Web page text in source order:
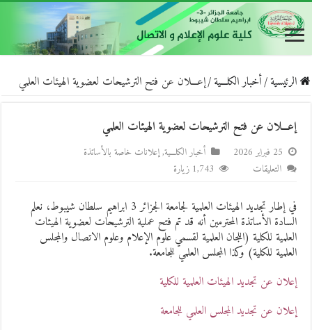
الرئيسية/أخبار الكلـــية/إعـــلان عن فتح الترشيحات لعضوية الهيئات العلمي
إعـــلان عن فتح الترشيحات لعضوية الهيئات العلمي
25 فبراير 2026 أخبار الكلـــية,إعلانات خاصة بالأساتذة
التعليقات
عن
فتح
الترشيحات
لعضوية
العلمي
1,743 زيارة
في إطار تجديد الهيئات العلمية لجامعة الجزائر 3 ابراهيم سلطان شيبوط، نعلم
السادة الأساتذة المحترمين أنه قد تم فتح عملية الترشيحات لعضوية الهيئات
العلمية للكلية (اللجان العلمية لقسمي علوم الإعلام وعلوم الاتصال والمجلس
العلمية للكلية) وكذا المجلس العلمي للجامعة.
إعلان عن تجديد الهيئات العلمية للكلية
إعلان عن تجديد المجلس العلمي للجامعة